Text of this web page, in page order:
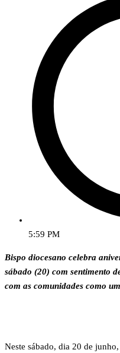
5:59 PM
Bispo diocesano celebra
sábado (20) com sentimento
com as comunidades como
Neste sábado, dia 20 de